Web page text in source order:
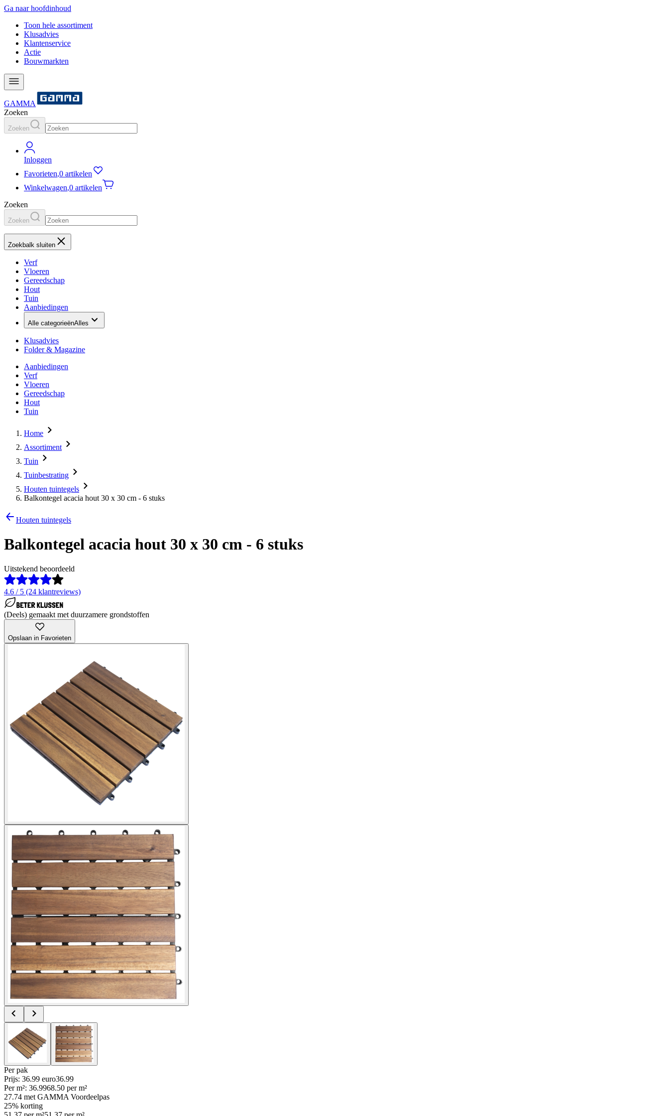
Ga naar hoofdinhoud
Toon hele assortiment
Klusadvies
Klantenservice
Actie
Bouwmarkten
GAMMA
Zoeken
Zoeken
Inloggen
Favorieten,0 artikelen
Winkelwagen,0 artikelen
Zoeken
Zoeken
Zoekbalk sluiten
Verf
Vloeren
Gereedschap
Hout
Tuin
Aanbiedingen
Alle categorieënAlles
Klusadvies
Folder & Magazine
Aanbiedingen
Verf
Vloeren
Gereedschap
Hout
Tuin
Home
Assortiment
Tuin
Tuinbestrating
Houten tuintegels
Balkontegel acacia hout 30 x 30 cm - 6 stuks
Houten tuintegels
Balkontegel acacia hout 30 x 30 cm - 6 stuks
Uitstekend beoordeeld
4.6 / 5 (24 klantreviews)
(Deels) gemaakt met duurzamere grondstoffen
Opslaan in Favorieten
Per pak
Prijs: 36.99 euro36.99
Per m²: 36.9968.50 per m²
27.74 met GAMMA Voordeelpas
25% korting